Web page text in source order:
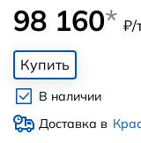
98 160* ₽/
Купить
В наличии
Доставка в